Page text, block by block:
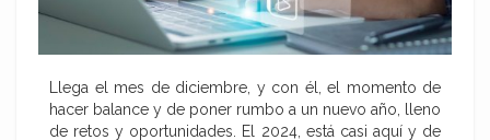
Llega el mes de diciembre, y con él, el momento de
hacer balance y de poner rumbo a un nuevo año, lleno
de retos y oportunidades. El 2024, está casi aquí y de